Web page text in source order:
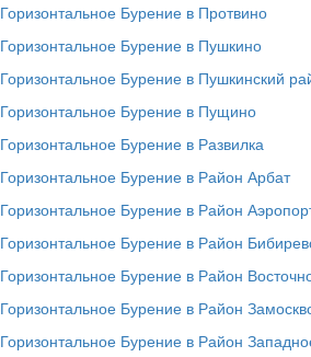
Горизонтальное Бурение в Протвино
Горизонтальное Бурение в Пушкино
Горизонтальное Бурение в Пушкинский
Горизонтальное Бурение в Пущино
Горизонтальное Бурение в Развилка
Горизонтальное Бурение в Район Арбат
Горизонтальное Бурение в Район
Горизонтальное Бурение в Район
Горизонтальное Бурение в Район
Горизонтальное Бурение в Район
Горизонтальное Бурение в Район